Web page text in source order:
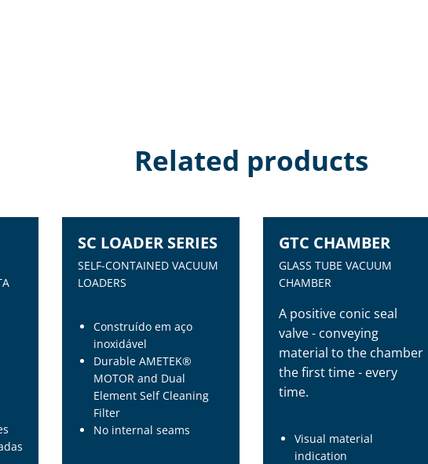
Related products
SC LOADER SERIES
SELF-CONTAINED VACUUM
LOADERS
Construído em aço
inoxidável
Durable AMETEK®
MOTOR and Dual
Element Self Cleaning
Filter
No internal seams
GTC CHAMBER
GLASS TUBE VACUUM
CHAMBER
A positive conic seal
valve - conveying
material to the chamber
the first time - every
time.
Visual material
indication